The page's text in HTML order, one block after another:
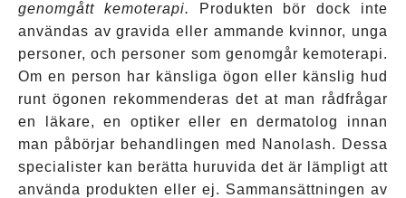
genomgått kemoterapi.
Produkten bör dock inte
användas av gravida eller ammande kvinnor, unga
personer, och personer som genomgår kemoterapi.
Om en person har känsliga ögon eller känslig hud
runt ögonen rekommenderas det at man rådfrågar
en läkare, en optiker eller en dermatolog innan
man påbörjar behandlingen med Nanolash. Dessa
specialister kan berätta huruvida det är lämpligt att
använda produkten eller ej. Sammansättningen av